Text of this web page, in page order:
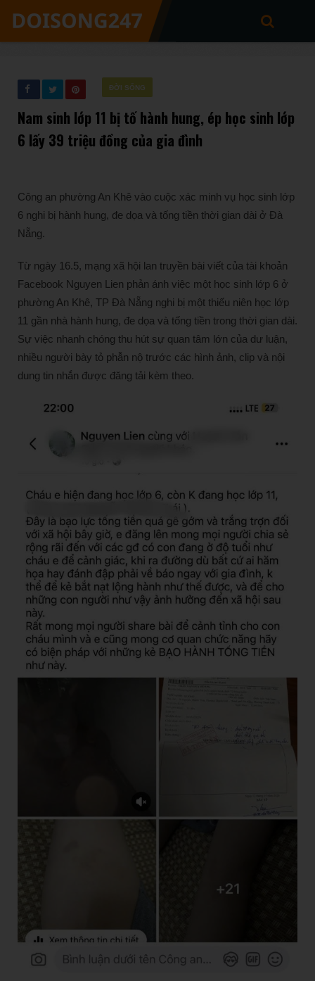
ĐỜI SỐNG
Nam sinh lớp 11 bị tố hành hung, ép học sinh lớp
6 lấy 39 triệu đồng của gia đình
Công an phường An Khê vào cuộc xác minh vụ học sinh lớp
6 nghi bị hành hung, đe dọa và tống tiền thời gian dài ở Đà
Nẵng.
Từ ngày 16.5, mạng xã hội lan truyền bài viết của tài khoản
Facebook Nguyen Lien phản ánh việc một học sinh lớp 6 ở
phường An Khê, TP Đà Nẵng nghi bị một thiếu niên học lớp
11 gần nhà hành hung, đe dọa và tống tiền trong thời gian dài.
Sự việc nhanh chóng thu hút sự quan tâm lớn của dư luận,
nhiều người bày tỏ phẫn nộ trước các hình ảnh, clip và nội
dung tin nhắn được đăng tải kèm theo.